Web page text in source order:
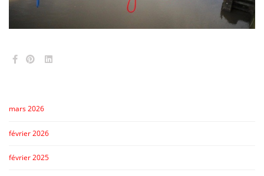
mars 2026
février 2026
février 2025